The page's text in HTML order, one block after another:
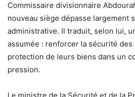
Commissaire divisionnaire
nouveau siège dépasse largement
administrative. Il traduit, selon lui,
assumée : renforcer la sécurité
protection de leurs biens dans un
pression.